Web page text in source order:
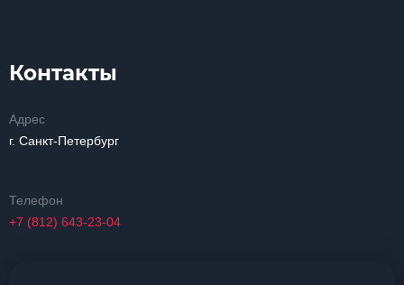
Контакты
Адрес
г. Санкт-Петербург
Телефон
+7 (812) 643-23-04